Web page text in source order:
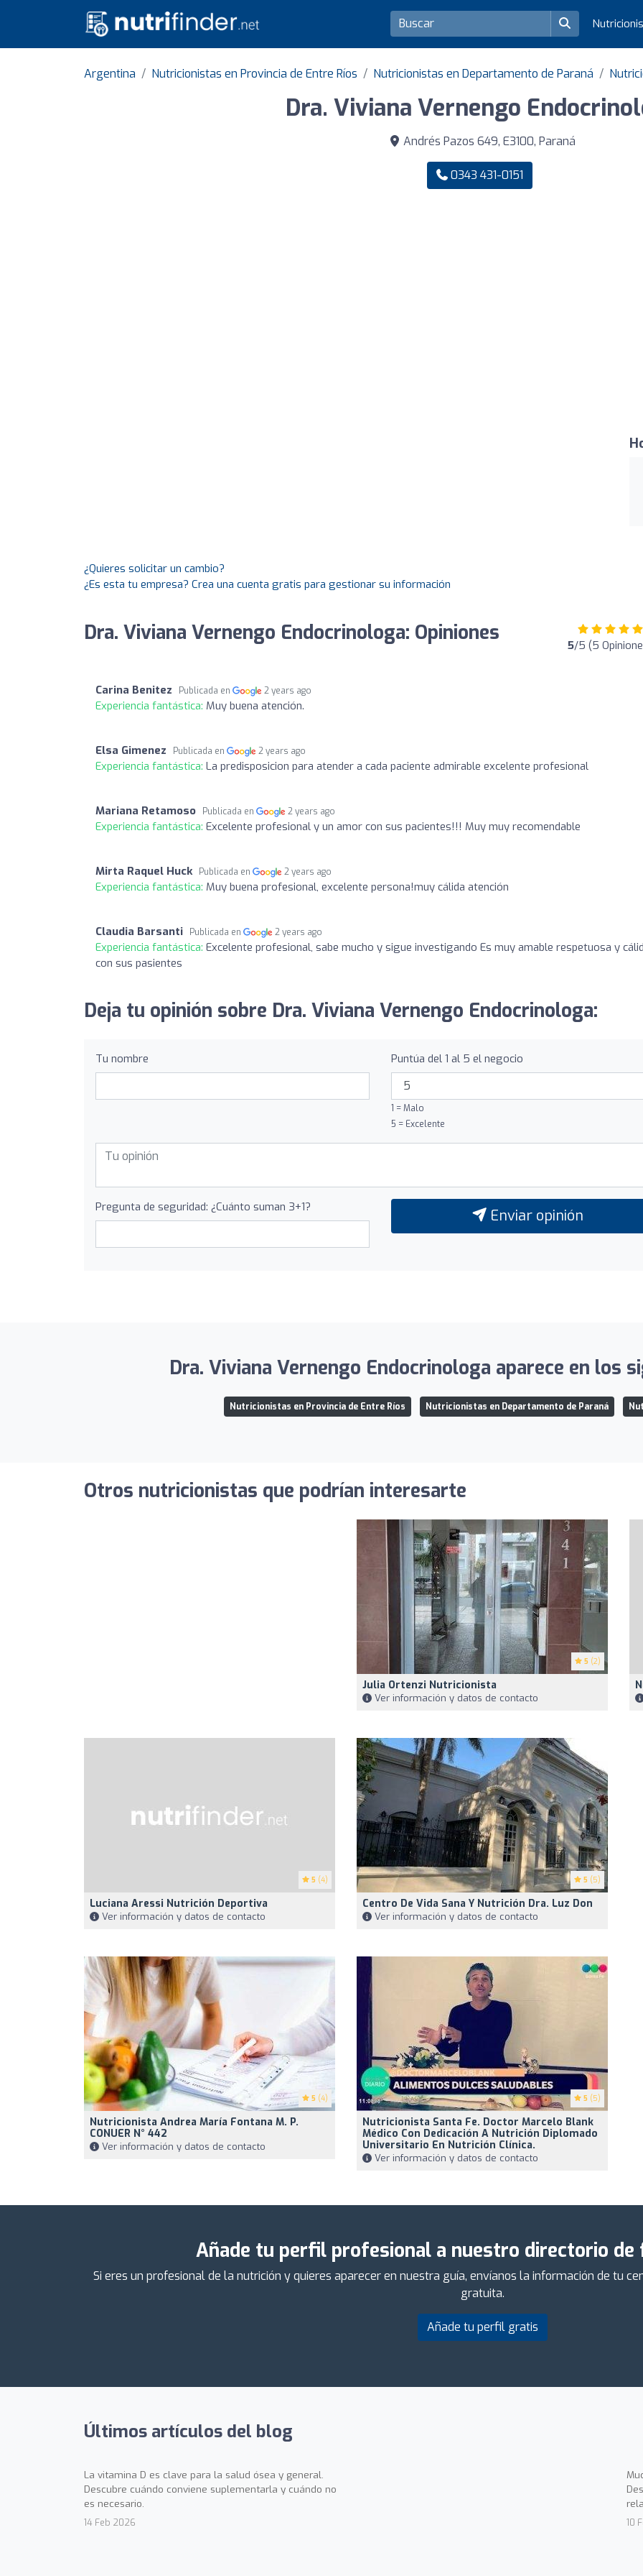
Argentina Nutricionistas en Provincia de Entre Ríos Nutricionistas en Departamento de Paraná
Dra. Viviana Vernengo
Andrés Pazos 649, E3100, Paraná
0343 431-0151
¿Quieres solicitar un cambio?
¿Es esta tu empresa? Crea una cuenta gratis para gestionar su información
Dra. Viviana Vernengo Endocrinologa: Opiniones 5/5 (5
Carina Benitez Publicada en 2 years ago
Experiencia fantástica: Muy buena atención.
Elsa Gimenez Publicada en 2 years ago
Experiencia fantástica: La predisposicion para atender a cada paciente admirable excelente profesional
Mariana Retamoso Publicada en 2 years ago
Experiencia fantástica: Excelente profesional y un amor con sus pacientes!!! Muy muy recomendable
Mirta Raquel Huck Publicada en 2 years ago
Experiencia fantástica: Muy buena profesional, excelente persona!muy cálida atención
Claudia Barsanti Publicada en 2 years ago
Experiencia fantástica: Excelente profesional, sabe mucho y sigue investigando Es muy amable respetuosa y
con sus pasientes
Deja tu opinión sobre Dra. Viviana Vernengo Endocrinologa:
Tu nombre Puntúa del 1 al 5 el negocio
1 = Malo
5 = Excelente
Pregunta de seguridad: ¿Cuánto suman 3+1? Enviar opinión
Dra. Viviana Vernengo Endocrinologa aparece en los
Nutricionistas en Provincia de Entre Ríos Nutricionistas en Departamento de Paraná
Otros nutricionistas que podrían interesarte
5 (2)
Julia Ortenzi Nutricionista
Ver información y datos de contacto
5 (4)
Luciana Aressi Nutrición Deportiva
Ver información y datos de contacto
5 (5)
Centro De Vida Sana Y Nutrición Dra. Luz Don
Ver información y datos de contacto
5 (4)
Nutricionista Andrea María Fontana M. P.
CONUER N° 442
Ver información y datos de contacto
5 (5)
Nutricionista Santa Fe. Doctor Marcelo Blank
Médico Con Dedicación A Nutrición Diplomado
Universitario En Nutrición Clínica.
Ver información y datos de contacto
Añade tu perfil profesional a nuestro directorio
Si eres un profesional de la nutrición y quieres aparecer en nuestra guía, envíanos la información de tu
gratuita.
Añade tu perfil gratis
Últimos artículos del blog
La vitamina D es clave para la salud ósea y general.
Descubre cuándo conviene suplementarla y cuándo no
es necesario.
14 Feb 2026 10